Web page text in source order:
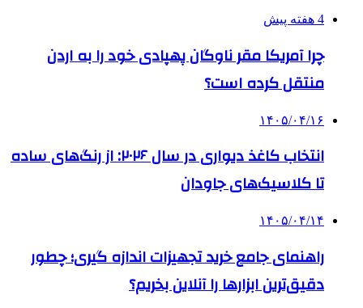
4 هفته پیش
چرا آمریکا مقر ناوگان پهپادی خود را به اردن
منتقل کرده است؟
۱۴۰۵/۰۴/۱۶
انتخاب کاغذ دیواری در سال ۲۰۲۶: از رنگ‌های ساده
تا کلاسیک‌های جاودان
۱۴۰۵/۰۴/۱۴
راهنمای جامع خرید تجهیزات اندازه گیری؛ چطور
دقیق‌ترین ابزارها را آنلاین بخریم؟